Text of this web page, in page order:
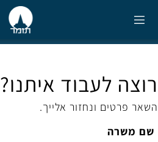
רוצה לעבוד איתנו?
השאר פרטים ונחזור אלייך.
שם משרה